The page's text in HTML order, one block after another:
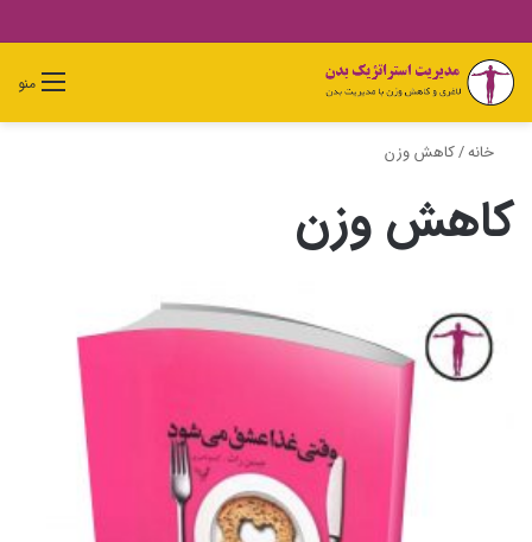
منوجستجو
برایپوسته
سبد
خانه/کاهش وزن
کاهش وزن